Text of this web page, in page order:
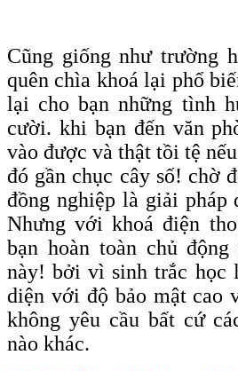
Cũng giống như trường
quên chìa khoá lại phổ
lại cho bạn những tình
cười. khi bạn đến văn
vào được và thật tồi tệ
đó gần chục cây số! chờ
đồng nghiệp là giải pháp
Nhưng với khoá điện
bạn hoàn toàn chủ
này! bởi vì sinh trắc học
diện với độ bảo mật cao
không yêu cầu bất cứ
nào khác.